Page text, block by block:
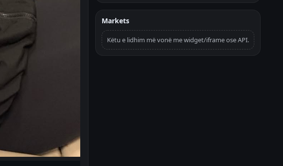
Markets
Këtu e lidhim më vonë me widget/iframe ose API.